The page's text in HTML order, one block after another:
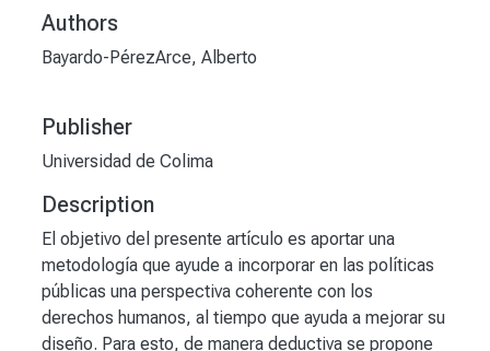
Authors
Bayardo-PérezArce, Alberto
Publisher
Universidad de Colima
Description
El objetivo del presente artículo es aportar una
metodología que ayude a incorporar en las políticas
públicas una perspectiva coherente con los
derechos humanos, al tiempo que ayuda a mejorar su
diseño. Para esto, de manera deductiva se propone